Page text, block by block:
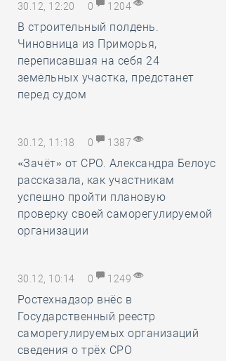
30.12, 12:20 0 1204
В строительный полдень.
Чиновница из Приморья,
переписавшая на себя 24
земельных участка, предстанет
перед судом
30.12, 11:18 0 1387
«Зачёт» от СРО. Александра Белоус
рассказала, как участникам
успешно пройти плановую
проверку своей саморегулируемой
организации
30.12, 10:14 0 1249
Ростехнадзор внёс в
Государственный реестр
саморегулируемых организаций
сведения о трёх СРО